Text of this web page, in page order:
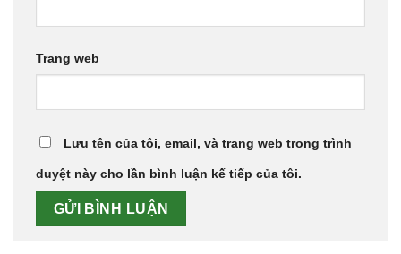
Trang web
Lưu tên của tôi, email, và trang web trong trình
duyệt này cho lần bình luận kế tiếp của tôi.